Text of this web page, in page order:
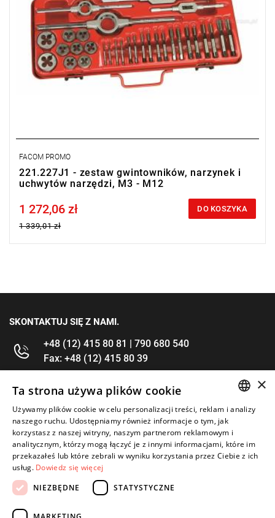
FACOM PROMO
221.227J1 - zestaw gwintowników, narzynek i
uchwytów narzędzi, M3 - M12
Price tax included
1 272,06 zł
1 339,01 zł
DO KOSZYKA
SKONTAKTUJ SIĘ Z NAMI.
+48 (12) 415 80 81 | 790 680 540
Fax: +48 (12) 415 80 39
kontakt@im-narzedzia.pl
INFORMACJE
OFERTA
MOJE KONTO
OBSERWUJ NAS
ENGLISH
×
Ta strona używa plików cookie
Używamy plików cookie w celu personalizacji treści, reklam i analizy
naszego ruchu. Udostępniamy również informacje o tym, jak
korzystasz z naszej witryny, naszym partnerom reklamowym i
analitycznym, którzy mogą łączyć je z innymi informacjami, które im
przekazałeś lub które zebrali w wyniku korzystania przez Ciebie z ich
usług. Dowiedz się więcej
NIEZBĘDNE
STATYSTYCZNE